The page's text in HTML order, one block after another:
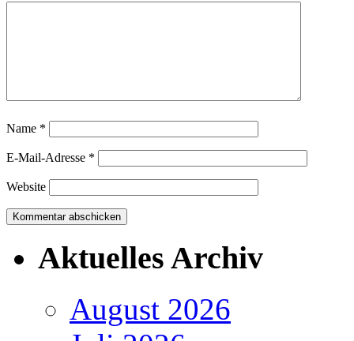
Name *
E-Mail-Adresse *
Website
Aktuelles Archiv
August 2026